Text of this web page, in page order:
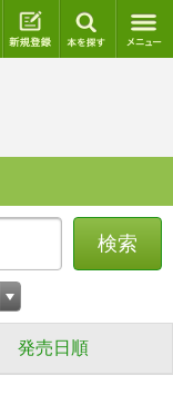
ログイン 新規登録
検索
発売日順